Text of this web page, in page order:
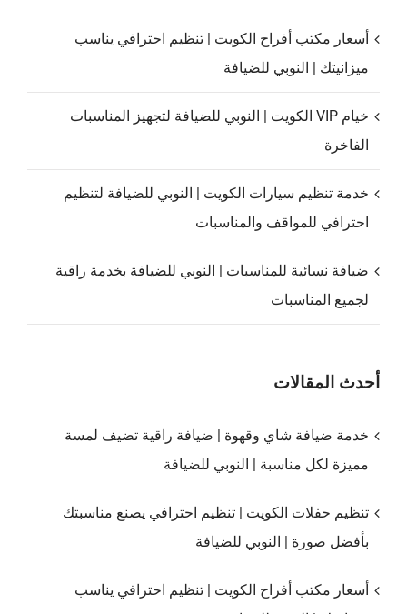
أسعار مكتب أفراح الكويت | تنظيم احترافي يناسب
ميزانيتك | النوبي للضيافة
خيام VIP الكويت | النوبي للضيافة لتجهيز المناسبات
الفاخرة
خدمة تنظيم سيارات الكويت | النوبي للضيافة لتنظيم
احترافي للمواقف والمناسبات
ضيافة نسائية للمناسبات | النوبي للضيافة بخدمة راقية
لجميع المناسبات
أحدث المقالات
خدمة ضيافة شاي وقهوة | ضيافة راقية تضيف لمسة
مميزة لكل مناسبة | النوبي للضيافة
تنظيم حفلات الكويت | تنظيم احترافي يصنع مناسبتك
بأفضل صورة | النوبي للضيافة
أسعار مكتب أفراح الكويت | تنظيم احترافي يناسب